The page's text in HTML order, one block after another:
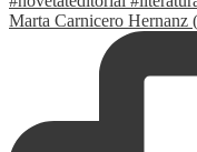
Marta Carnicero Hernanz